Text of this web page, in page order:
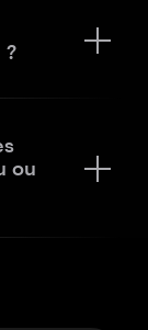
?
ou